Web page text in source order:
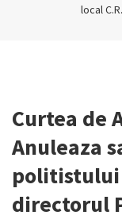
local
Curtea de
Anuleaza
politistului
directorul